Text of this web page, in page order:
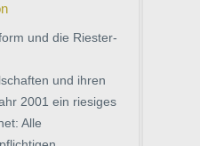
und die Riester-
und ihren
2001 ein riesiges
Alle